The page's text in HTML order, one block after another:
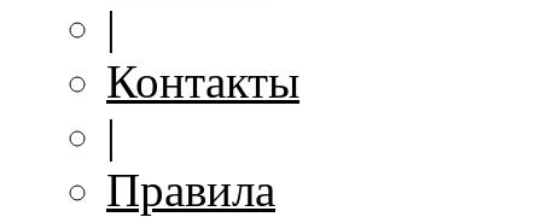
|
Контакты
|
Правила